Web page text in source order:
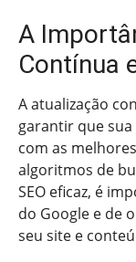
A
Contínua
A atualização
garantir que
com as
algoritmos de
SEO eficaz, é
do Google e de
seu site e